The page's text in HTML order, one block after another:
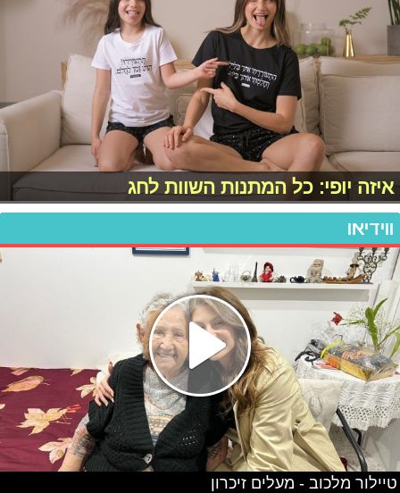
איזה יופי: כל המתנות השוות לחג
ווידיאו
טיילור מלכוב - מעלים זיכרון